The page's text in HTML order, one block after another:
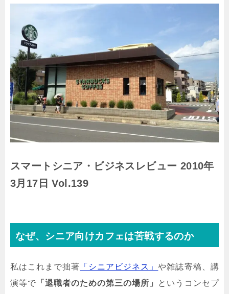
スマートシニア・ビジネスレビュー 2010年
3月17日 Vol.139
なぜ、シニア向けカフェは苦戦するのか
私はこれまで拙著 「シニアビジネス」や雑誌寄稿、講
演等で 「退職者のための第三の場所」 というコンセプ